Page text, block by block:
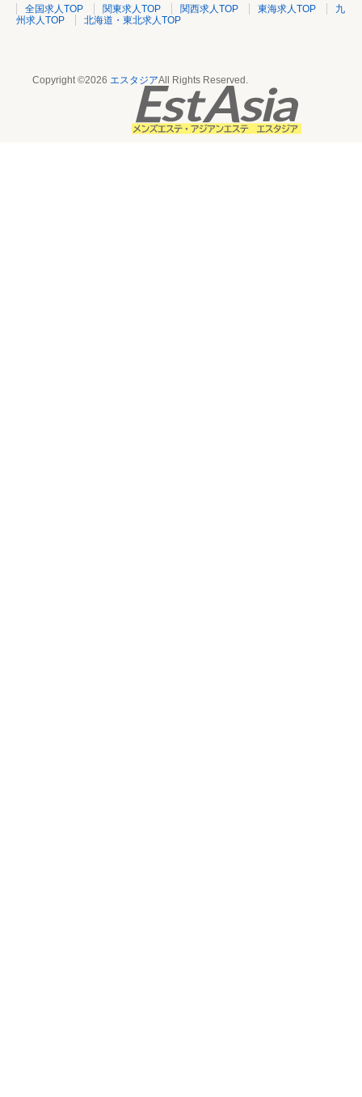
全国求人TOP 関東求人TOP 関西求人TOP 東海求人TOP
九
州求人TOP
北海道・東北求人TOP
Copyright ©2026 エスタジアAll Rights Reserved.